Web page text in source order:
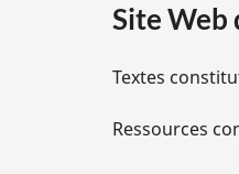
i
l
s
Site Web
Textes
Ressources